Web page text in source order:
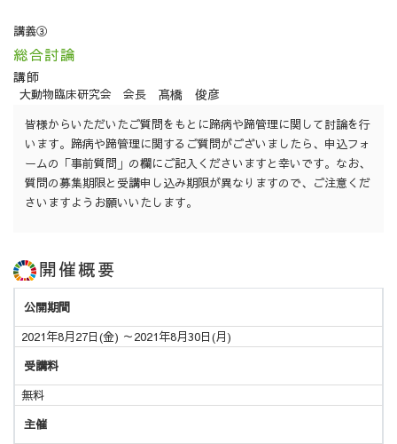
講義③
総合討論
講師
大動物臨床研究会 会長 髙橋 俊彦
皆様からいただいたご質問をもとに蹄病や蹄管理に関して討論を行
います。蹄病や蹄管理に関するご質問がございましたら、申込フォ
ームの「事前質問」の欄にご記入くださいますと幸いです。なお、
質問の募集期限と受講申し込み期限が異なりますので、ご注意くだ
さいますようお願いいたします。
開催概要
公開期間
2021年8月27日(金) ～2021年8月30日(月)
受講料
無料
主催